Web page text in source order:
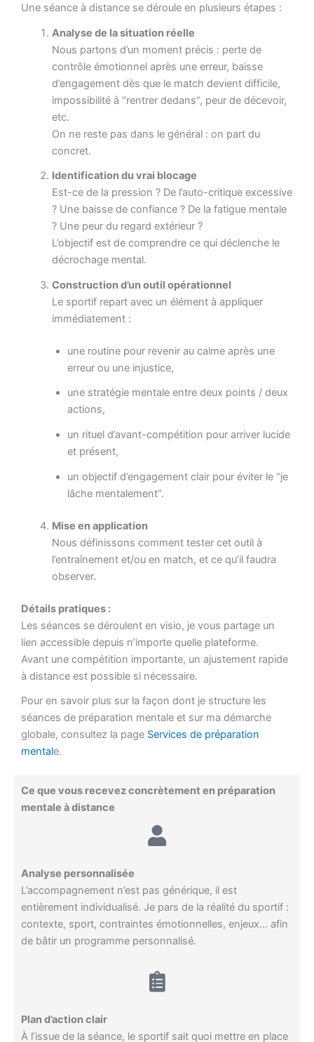
Une séance à distance se déroule en plusieurs étapes :
Analyse de la situation réelle
Nous partons d’un moment précis : perte de
contrôle émotionnel après une erreur, baisse
d’engagement dès que le match devient difficile,
impossibilité à “rentrer dedans”, peur de décevoir,
etc.
On ne reste pas dans le général : on part du
concret.
Identification du vrai blocage
Est-ce de la pression ? De l’auto-critique excessive
? Une baisse de confiance ? De la fatigue mentale
? Une peur du regard extérieur ?
L’objectif est de comprendre ce qui déclenche le
décrochage mental.
Construction d’un outil opérationnel
Le sportif repart avec un élément à appliquer
immédiatement :
une routine pour revenir au calme après une
erreur ou une injustice,
une stratégie mentale entre deux points / deux
actions,
un rituel d’avant-compétition pour arriver lucide
et présent,
un objectif d’engagement clair pour éviter le “je
lâche mentalement”.
Mise en application
Nous définissons comment tester cet outil à
l’entraînement et/ou en match, et ce qu’il faudra
observer.
Détails pratiques :
Les séances se déroulent en visio, je vous partage un
lien accessible depuis n’importe quelle plateforme.
Avant une compétition importante, un ajustement rapide
à distance est possible si nécessaire.
Pour en savoir plus sur la façon dont je structure les
séances de préparation mentale et sur ma démarche
globale, consultez la page Services de préparation
mentale.
Ce que vous recevez concrètement en préparation
mentale à distance
Analyse personnalisée
L’accompagnement n’est pas générique, il est
entièrement individualisé. Je pars de la réalité du sportif :
contexte, sport, contraintes émotionnelles, enjeux… afin
de bâtir un programme personnalisé.
Plan d’action clair
À l’issue de la séance, le sportif sait quoi mettre en place